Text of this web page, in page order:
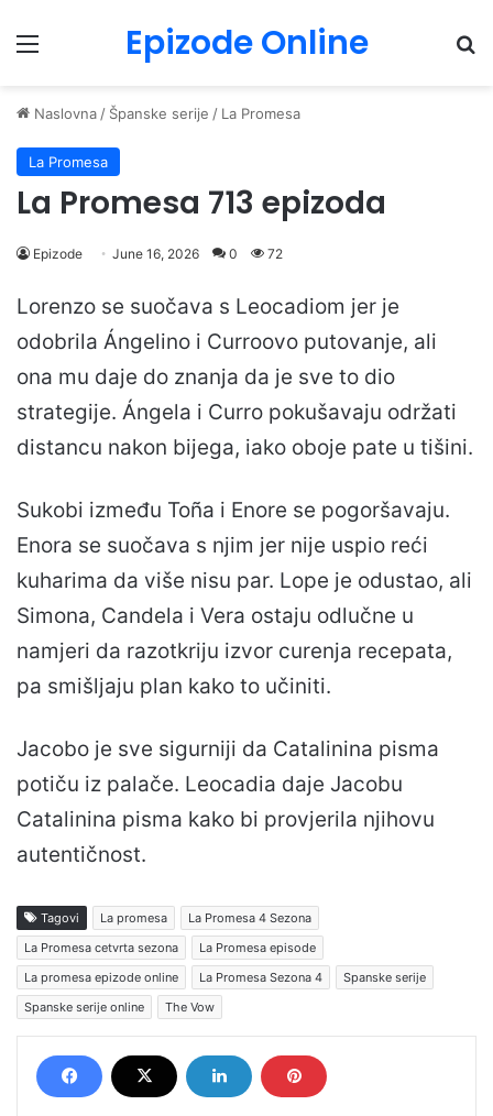
Menu Epizode Online
Naslovna / Španske serije / La Promesa
La Promesa
La Promesa 713 epizoda
Epizode June 16, 2026 0 72
Lorenzo se suočava s Leocadiom jer je
odobrila Ángelino i Curroovo putovanje, ali
ona mu daje do znanja da je sve to dio
strategije. Ángela i Curro pokušavaju održati
distancu nakon bijega, iako oboje pate u tišini.
Sukobi između Toña i Enore se pogoršavaju.
Enora se suočava s njim jer nije uspio reći
kuharima da više nisu par. Lope je odustao, ali
Simona, Candela i Vera ostaju odlučne u
namjeri da razotkriju izvor curenja recepata,
pa smišljaju plan kako to učiniti.
Jacobo je sve sigurniji da Catalinina pisma
potiču iz palače. Leocadia daje Jacobu
Catalinina pisma kako bi provjerila njihovu
autentičnost.
Tagovi La promesa
La Promesa 4 Sezona
La Promesa cetvrta sezona
La Promesa episode
La promesa epizode online
La Promesa Sezona 4
Spanske serije
Spanske serije online
The Vow